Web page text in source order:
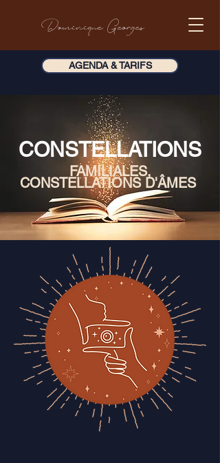
Dominique Georges
AGENDA & TARIFS
CONSTELLATIONS
FAMILIALES,
CONSTELLATIONS D'ÂMES